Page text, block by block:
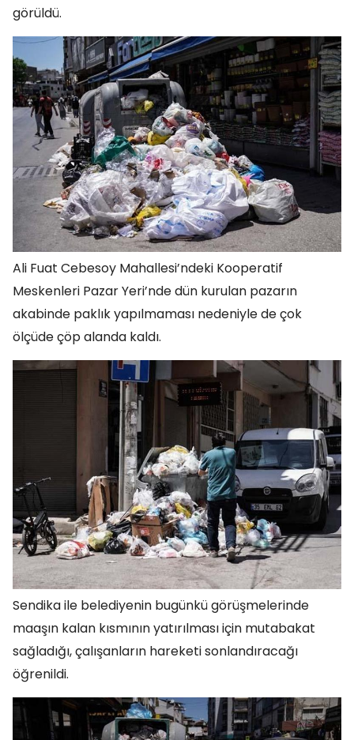
görüldü.
Ali Fuat Cebesoy Mahallesi’ndeki Kooperatif
Meskenleri Pazar Yeri’nde dün kurulan pazarın
akabinde paklık yapılmaması nedeniyle de çok
ölçüde çöp alanda kaldı.
Sendika ile belediyenin bugünkü görüşmelerinde
maaşın kalan kısmının yatırılması için mutabakat
sağladığı, çalışanların hareketi sonlandıracağı
öğrenildi.